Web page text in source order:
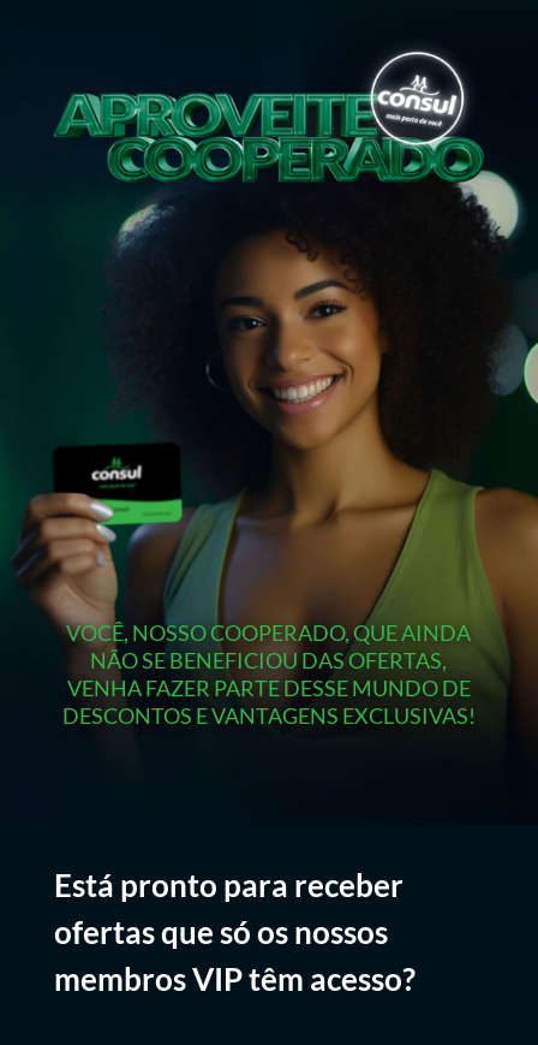
VOCÊ, NOSSO COOPERADO, QUE AINDA
NÃO SE BENEFICIOU DAS OFERTAS,
VENHA FAZER PARTE DESSE MUNDO DE
DESCONTOS E VANTAGENS EXCLUSIVAS!
Está pronto para receber
ofertas que só os nossos
membros VIP têm acesso?